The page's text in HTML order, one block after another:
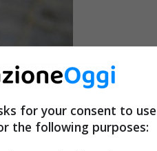
for your consent to use
the following purposes: